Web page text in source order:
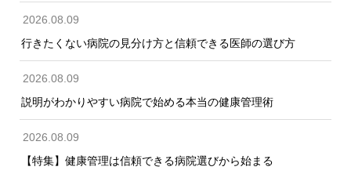
2026.08.09
行きたくない病院の見分け方と信頼できる医師の選び方
2026.08.09
説明がわかりやすい病院で始める本当の健康管理術
2026.08.09
【特集】健康管理は信頼できる病院選びから始まる